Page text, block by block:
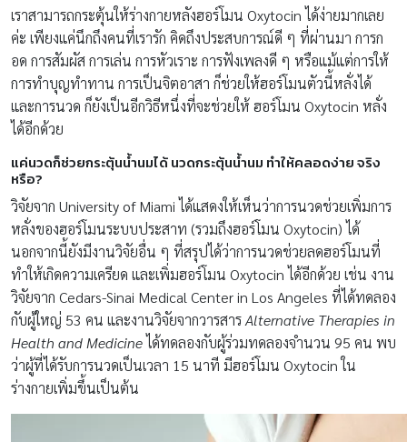
เราสามารถกระตุ้นให้ร่างกายหลังฮอร์โมน Oxytocin ได้ง่ายมากเลย
ค่ะ เพียงแค่นึกถึงคนที่เรารัก คิดถึงประสบการณ์ดี ๆ ที่ผ่านมา การก
อด การสัมผัส การเล่น การหัวเราะ การฟังเพลงดี ๆ หรือแม้แต่การให้
การทำบุญทำทาน การเป็นจิตอาสา ก็ช่วยให้ฮอร์โมนตัวนี้หลั่งได้
และการนวด ก็ยังเป็นอีกวิธีหนึ่งที่จะช่วยให้ ฮอร์โมน Oxytocin หลั่ง
ได้อีกด้วย
แค่นวดก็ช่วยกระตุ้นน้ำนมได้ นวดกระตุ้นน้ำนม ทำให้คลอดง่าย จริง
หรือ?
วิจัยจาก University of Miami ได้แสดงให้เห็นว่าการนวดช่วยเพิ่มการ
หลั่งของฮอร์โมนระบบประสาท (รวมถึงฮอร์โมน Oxytocin) ได้
นอกจากนี้ยังมีงานวิจัยอื่น ๆ ที่สรุปได้ว่าการนวดช่วยลดฮอร์โมนที่
ทำให้เกิดความเครียด และเพิ่มฮอร์โมน Oxytocin ได้อีกด้วย เช่น งาน
วิจัยจาก Cedars-Sinai Medical Center in Los Angeles ที่ได้ทดลอง
กับผู้ใหญ่ 53 คน และงานวิจัยจากวารสารAlternative Therapies in
Health and Medicineได้ทดลองกับผู้ร่วมทดลองจำนวน 95 คน พบ
ว่าผู้ที่ได้รับการนวดเป็นเวลา 15 นาที มีฮอร์โมน Oxytocin ใน
ร่างกายเพิ่มขึ้นเป็นต้น